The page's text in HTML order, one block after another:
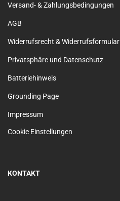
Versand- & Zahlungsbedingungen
AGB
Widerrufsrecht & Widerrufsformular
Privatsphäre und Datenschutz
Batteriehinweis
Grounding Page
Impressum
Cookie Einstellungen
KONTAKT